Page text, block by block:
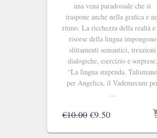
una vena paradossale che si
traspone anche nella grafica e
ritmo. La ricchezza della realtà
risorse della lingua impongono
slittamenti semantici, irruzioni
dialogiche, esercizio e sorprese.
“La lingua stupenda. Talismano
per Angelica, il Vademecum
…
€10.00 Il
originale
€9.50Il
attuale